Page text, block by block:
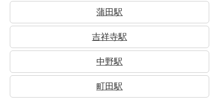
蒲田駅
吉祥寺駅
中野駅
町田駅